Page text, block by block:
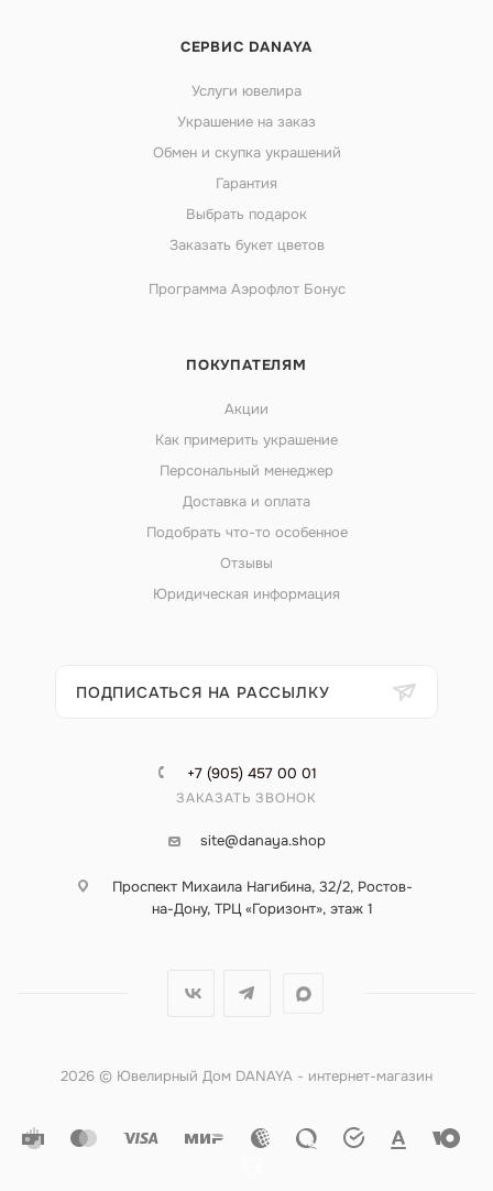
СЕРВИС DANAYA
Услуги ювелира
Украшение на заказ
Обмен и скупка украшений
Гарантия
Выбрать подарок
Заказать букет цветов
Программа Аэрофлот Бонус
ПОКУПАТЕЛЯМ
Акции
Как примерить украшение
Персональный менеджер
Доставка и оплата
Подобрать что-то особенное
Отзывы
Юридическая информация
ПОДПИСАТЬСЯ НА РАССЫЛКУ
+7 (905) 457 00 01
ЗАКАЗАТЬ ЗВОНОК
site@danaya.shop
Проспект Михаила Нагибина, 32/2, Ростов-
на-Дону, ТРЦ «Горизонт», этаж 1
2026 © Ювелирный Дом DANAYA - интернет-магазин